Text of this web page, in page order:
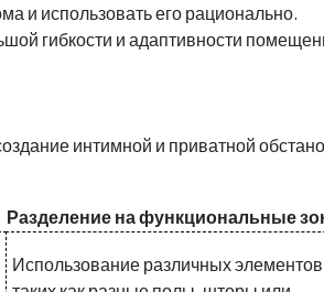
и использовать его рационально.
гибкости и адаптивности
интимной и приватной
Разделение на функциональные
Использование различных